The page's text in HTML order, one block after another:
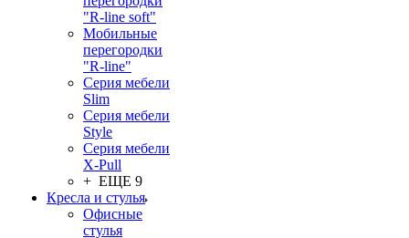
"R-line soft"
Мобильные
перегородки
"R-line"
Серия мебели
Slim
Серия мебели
Style
Серия мебели
X-Pull
+ ЕЩЕ 9
Кресла и стулья
Офисные
стулья